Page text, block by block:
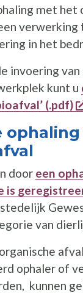
met het
verwerking
in het
invoering
kunt u
(.pdf)
ophaling
door een
is
van
ophaler of
kunnen